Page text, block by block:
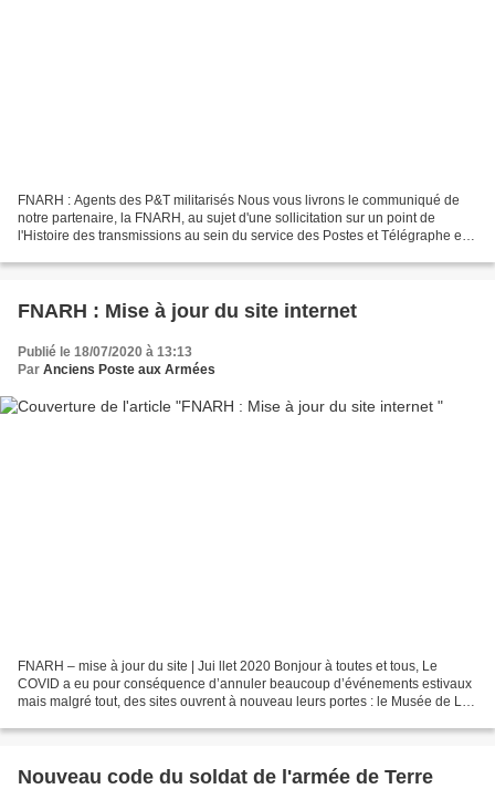
FNARH : Agents des P&T militarisés Nous vous livrons le communiqué de
notre partenaire, la FNARH, au sujet d'une sollicitation sur un point de
l'Histoire des transmissions au sein du service des Postes et Télégraphe en
FNARH : Mise à jour du site internet
Publié le 18/07/2020 à 13:13
Par Anciens Poste aux Armées
FNARH – mise à jour du site | Jui llet 2020 Bonjour à toutes et tous, Le
COVID a eu pour conséquence d’annuler beaucoup d’événements estivaux
mais malgré tout, des sites ouvrent à nouveau leurs portes : le Musée de La
Nouveau code du soldat de l'armée de Terre